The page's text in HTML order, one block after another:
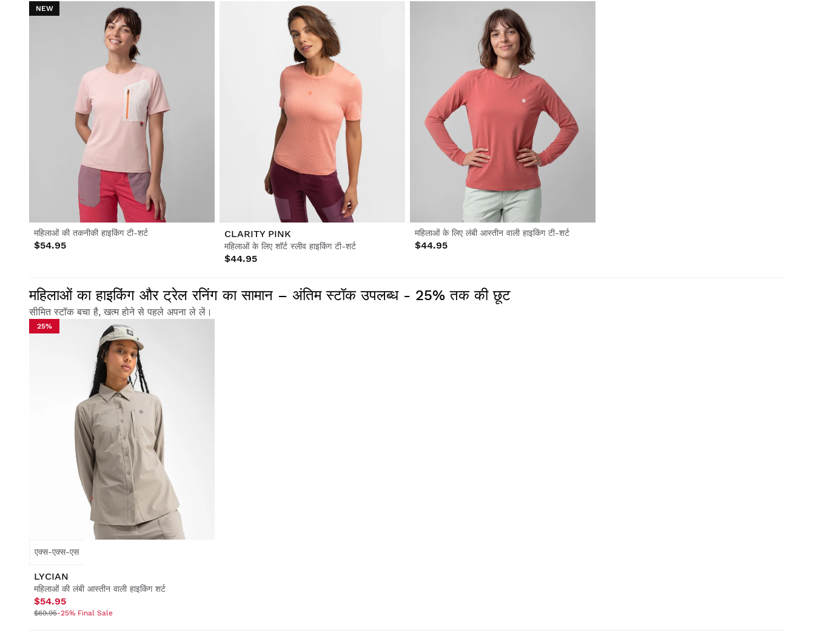
NEW
महिलाओं की तकनीकी हाइकिंग टी-शर्ट
$54.95
CLARITY PINK
महिलाओं के लिए शॉर्ट स्लीव हाइकिंग टी-शर्ट
$44.95
महिलाओं के लिए लंबी आस्तीन वाली हाइकिंग टी-शर्ट
$44.95
महिलाओं का हाइकिंग और ट्रेल रनिंग का सामान – अंतिम स्टॉक उपलब्ध - 25% तक की छूट
सीमित स्टॉक बचा है, खत्म होने से पहले अपना ले लें।
25%
एक्स-एक्स-एस
LYCIAN
महिलाओं की लंबी आस्तीन वाली हाइकिंग शर्ट
$54.95
$69.95-25% Final Sale